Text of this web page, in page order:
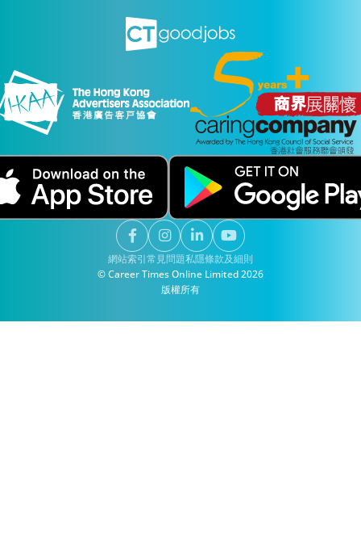
© Career Times Online Limited 2026
版權所有
網站索引常見問題私隱條款及細則